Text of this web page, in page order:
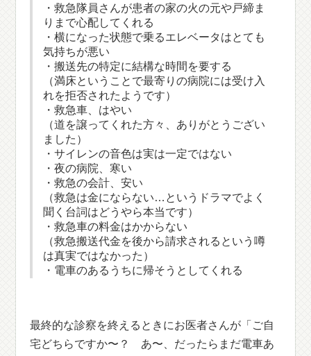
・救急隊員さんが患者の家の火の元や戸締ま
りまで心配してくれる
・横になった状態で乗るエレベータはとても
気持ちが悪い
・搬送先の特定に結構な時間を要する
（満床ということで最寄りの病院には受け入
れを拒否されたようです）
・救急車、はやい
（道を譲ってくれた方々、ありがとうござい
ました）
・サイレンの音色は実は一定ではない
・夜の病院、寒い
・救急の会計、安い
（救急は金にならない…というドラマでよく
聞く台詞はどうやら本当です）
・救急車の料金はかからない
（救急搬送代金を後から請求されるという噂
は真実ではなかった）
・電車のあるうちに帰そうとしてくれる
最終的な診察を終えるときにお医者さんが「ご自
宅どちらですか〜？ あ〜、だったらまだ電車あ